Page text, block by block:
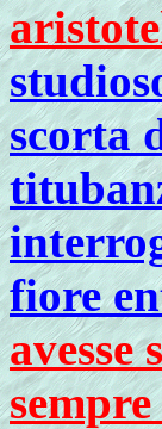
scorta
fiore
avesse